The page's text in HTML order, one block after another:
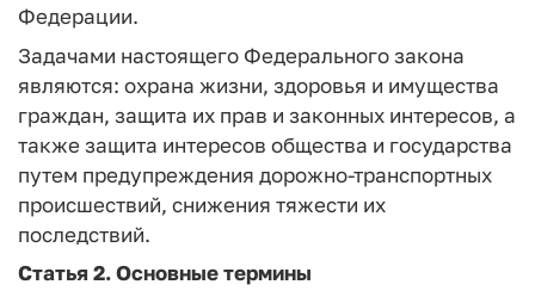
Федерации.
Задачами настоящего Федерального закона
являются: охрана жизни, здоровья и имущества
граждан, защита их прав и законных интересов, а
также защита интересов общества и государства
путем предупреждения дорожно-транспортных
происшествий, снижения тяжести их
последствий.
Статья 2. Основные термины